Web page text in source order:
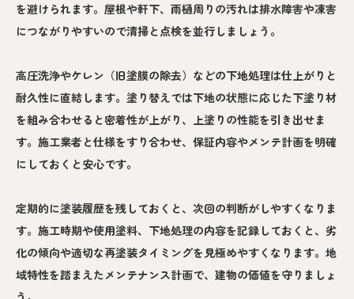
を避けられます。屋根や軒下、雨樋周りの汚れは排水障害や凍害
につながりやすいので清掃と点検を並行しましょう。
高圧洗浄やケレン（旧塗膜の除去）などの下地処理は仕上がりと
耐久性に直結します。塗り替えでは下地の状態に応じた下塗り材
を組み合わせると密着性が上がり、上塗りの性能を引き出せま
す。施工業者と仕様をすり合わせ、保証内容やメンテ計画を明確
にしておくと安心です。
定期的に塗装履歴を残しておくと、次回の判断がしやすくなりま
す。施工時期や使用塗料、下地処理の内容を記録しておくと、劣
化の傾向や適切な再塗装タイミングを見極めやすくなります。地
域特性を踏まえたメンテナンス計画で、建物の価値を守りましょ